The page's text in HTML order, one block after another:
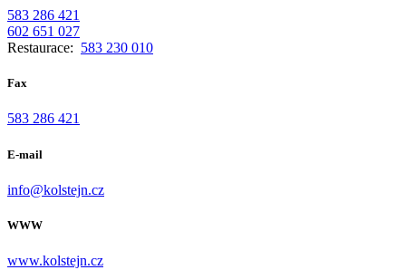
583 286 421
602 651 027
Restaurace: 583 230 010
Fax
583 286 421
E-mail
info@kolstejn.cz
WWW
www.kolstejn.cz